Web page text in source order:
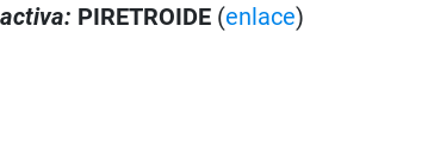
PIRETROIDE (enlace)